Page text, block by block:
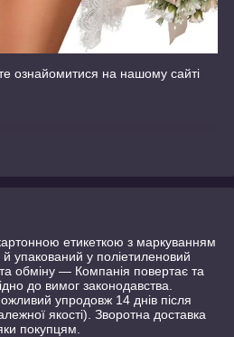
ознайомитися на нашому сайті
етикеткою з маркуванням
й упакований у поліетиленовий
обміну — Компанія повертає та
до вимог законодавства.
упродовж 14 днів після
якості). Зворотна доставка
покупцям.